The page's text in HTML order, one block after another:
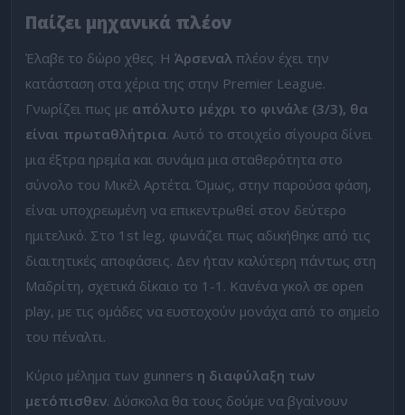
Παίζει μηχανικά πλέον
Έλαβε το δώρο χθες. Η Άρσεναλ πλέον έχει την
κατάσταση στα χέρια της στην Premier League.
Γνωρίζει πως με απόλυτο μέχρι το φινάλε (3/3), θα
είναι πρωταθλήτρια. Αυτό το στοιχείο σίγουρα δίνει
μια έξτρα ηρεμία και συνάμα μια σταθερότητα στο
σύνολο του Μικέλ Αρτέτα. Όμως, στην παρούσα φάση,
είναι υποχρεωμένη να επικεντρωθεί στον δεύτερο
ημιτελικό. Στο 1st leg, φωνάζει πως αδικήθηκε από τις
διαιτητικές αποφάσεις. Δεν ήταν καλύτερη πάντως στη
Μαδρίτη, σχετικά δίκαιο το 1-1. Κανένα γκολ σε open
play, με τις ομάδες να ευστοχούν μονάχα από το σημείο
του πέναλτι.
Κύριο μέλημα των gunners η διαφύλαξη των
μετόπισθεν. Δύσκολα θα τους δούμε να βγαίνουν